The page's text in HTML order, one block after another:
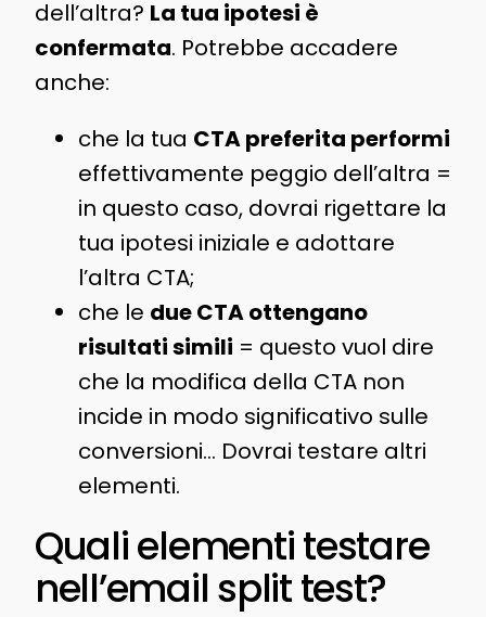
dell’altra? La tua ipotesi è
confermata. Potrebbe accadere
anche:
che la tua CTA preferita performi
effettivamente peggio dell’altra =
in questo caso, dovrai rigettare la
tua ipotesi iniziale e adottare
l’altra CTA;
che le due CTA ottengano
risultati simili = questo vuol dire
che la modifica della CTA non
incide in modo significativo sulle
conversioni… Dovrai testare altri
elementi.
Quali elementi testare
nell’email split test?